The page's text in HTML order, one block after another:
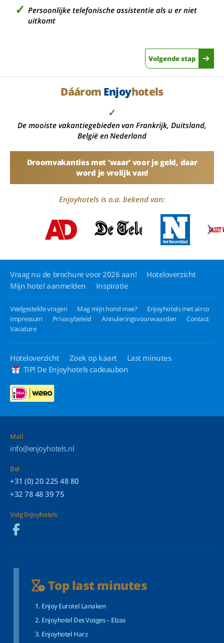
Persoonlijke telefonische assistentie als u er niet
uitkomt
Volgende stap
Dáárom Enjoyhotels
✓
De mooiste vakantiegebieden van Frankrijk, Duitsland,
België en Nederland
Droomvakanties met 'waar' voor je geld, daar
word je vrolijk van!
Enjoyhotels is o.a. bekend van:
Vraag nu de brochure voor 2026 aan!
Hoteloverzicht
Mijn hotel aanmelden
Inspiratie
Veelgestelde vragen Mag mijn hond mee?
Enjoyhotels met airco
Impressum
Privacybeleid Annuleringsvoorwaarden
Contact
Vacature
Hoteloverzicht Zoek op kaart
Last minutes
TIP! De Enjoyhotels cadeaubon
Mail
info@enjoyhotels.nl
Bel
+31 (0) 20 225 48 80
+32 78 48 39 75
Volg Enjoyhotels
Top last minutes
Enjoy Eurotel Lanaken
Enjoyhotel Des Vosges – Elzas
Enjoyhotel Harz